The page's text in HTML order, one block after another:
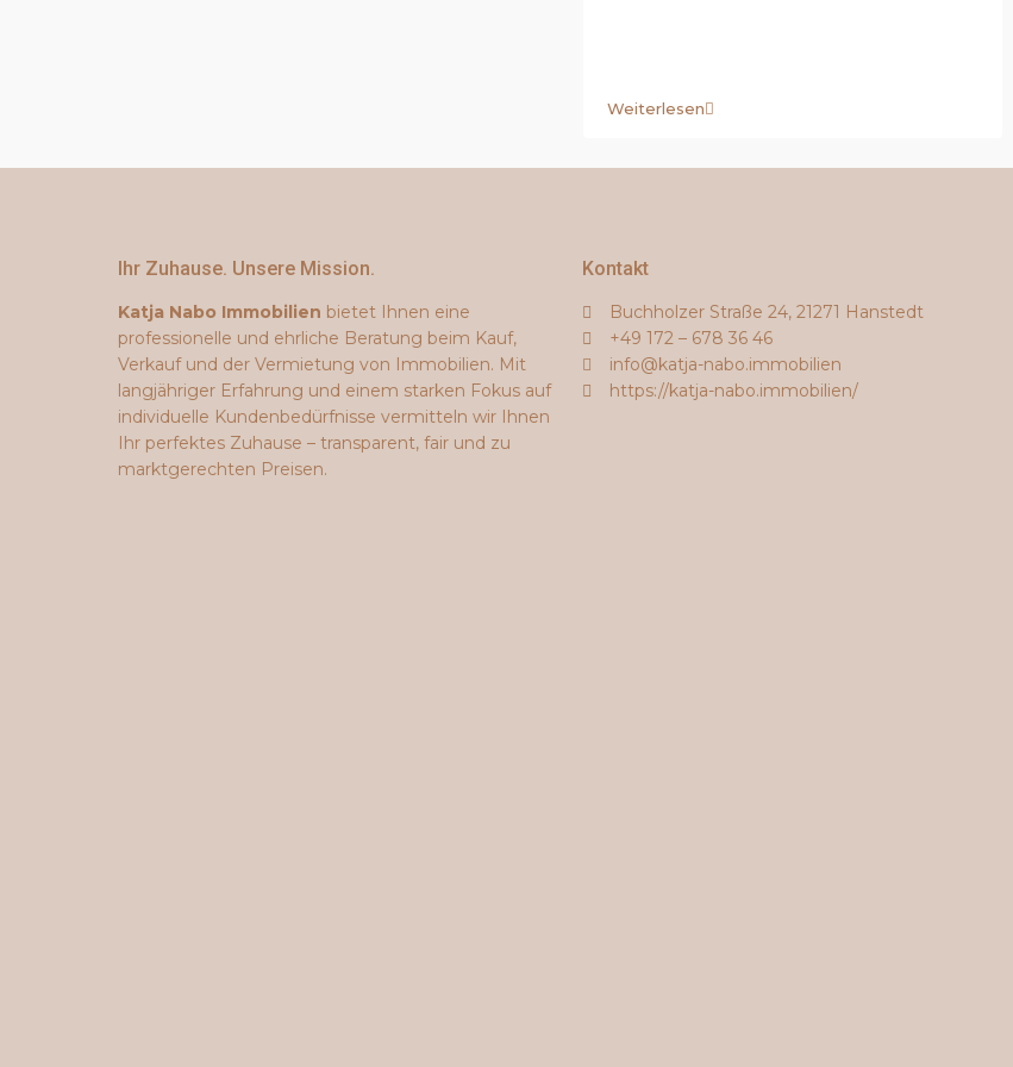
Weiterlesen
Ihr Zuhause. Unsere Mission.
Katja Nabo Immobilien bietet Ihnen eine
professionelle und ehrliche Beratung beim Kauf,
Verkauf und der Vermietung von Immobilien. Mit
langjähriger Erfahrung und einem starken Fokus auf
individuelle Kundenbedürfnisse vermitteln wir Ihnen
Ihr perfektes Zuhause – transparent, fair und zu
marktgerechten Preisen.
Kontakt
Buchholzer Straße 24, 21271 Hanstedt
+49 172 – 678 36 46
info@katja-nabo.immobilien
https://katja-nabo.immobilien/